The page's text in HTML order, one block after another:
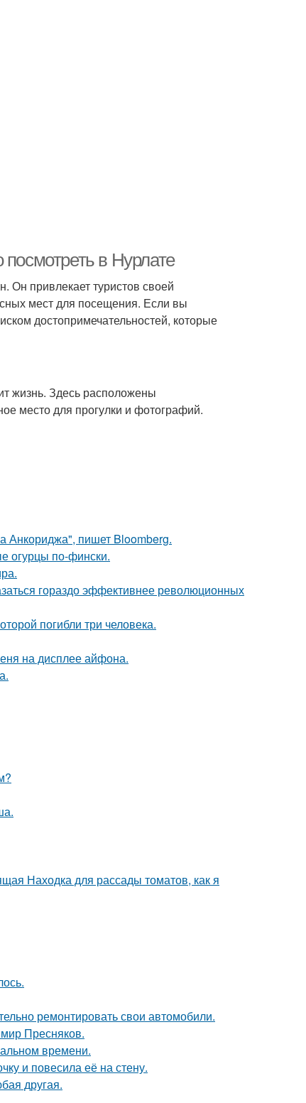
в Нурлате
Он привлекает туристов своей
мест для посещения. Если вы
достопримечательностей, которые
жизнь. Здесь расположены
место для прогулки и фотографий.
Анкориджа", пишет Bloomberg.
огурцы по-фински.
гораздо эффективнее революционных
погибли три человека.
на дисплее айфона.
Находка для рассады томатов, как я
ремонтировать свои автомобили.
Пресняков.
времени.
и повесила её на стену.
другая.